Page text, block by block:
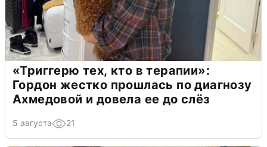
«Триггерю тех, кто в терапии»:
Гордон жестко прошлась по диагнозу
Ахмедовой и довела ее до слёз
5 августа 21